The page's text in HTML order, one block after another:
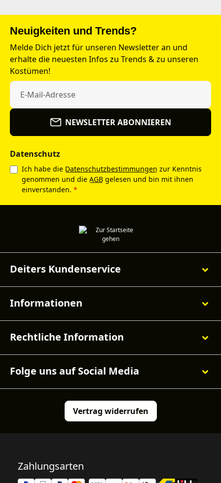
Neuigkeiten und Trends?
Melde Dich jetzt für unseren Newsletter an und
erhalte die neuesten Infos zu Trends & zu unseren
Kostümen!
NEWSLETTER ABONNIEREN
Datenschutz
Ich habe die Datenschutzbestimmungen zur Kenntnis
genommen und die AGB gelesen und bin mit ihnen
einverstanden. *
Deiters Kundenservice
Informationen
Rechtliche Information
Folge uns auf Social Media
Vertrag widerrufen
Zahlungsarten